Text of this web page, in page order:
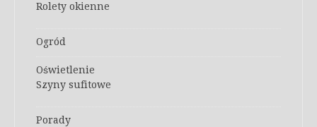
Rolety okienne
Ogród
Oświetlenie
Szyny sufitowe
Porady